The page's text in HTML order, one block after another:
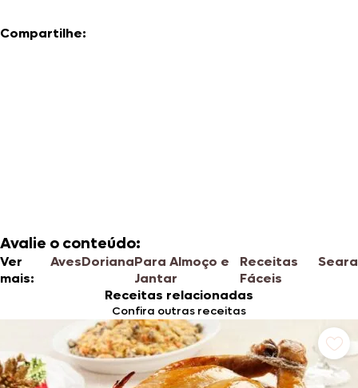
Compartilhe:
Avalie o conteúdo:
Ver
mais:
AvesDorianaPara Almoço e
Jantar
Receitas
Fáceis
Seara
Receitas relacionadas
Confira outras receitas